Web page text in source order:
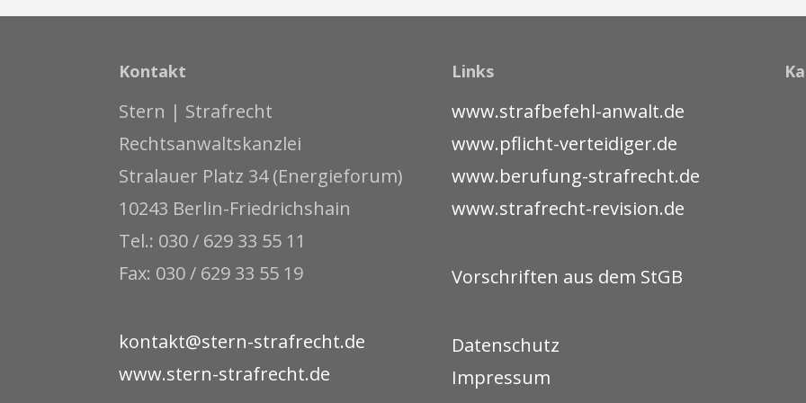
Kontakt
Stern | Strafrecht
Rechtsanwaltskanzlei
Stralauer Platz 34 (Energieforum)
10243 Berlin-Friedrichshain
Tel.: 030 / 629 33 55 11
Fax: 030 / 629 33 55 19
kontakt@stern-strafrecht.de
www.stern-strafrecht.de
Links
www.strafbefehl-anwalt.de
www.pflicht-verteidiger.de
www.berufung-strafrecht.de
www.strafrecht-revision.de
Vorschriften aus dem StGB
Datenschutz
Impressum